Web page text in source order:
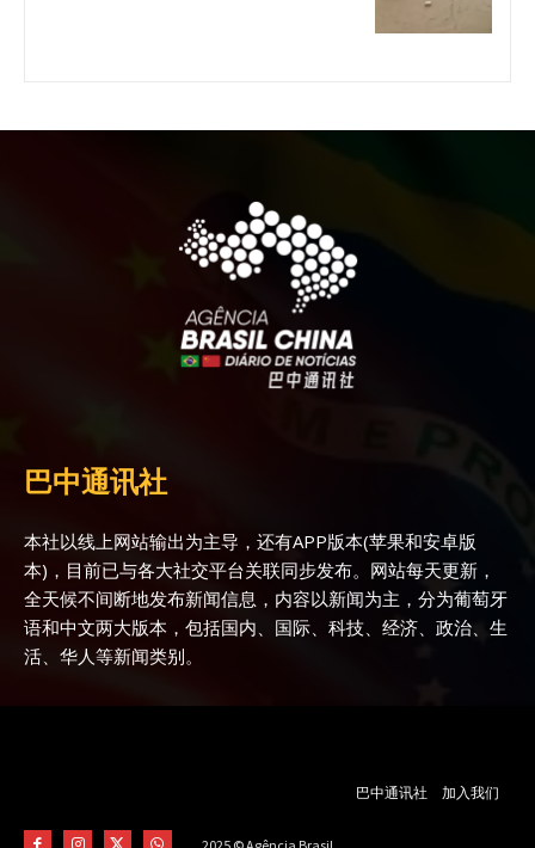
巴中通讯社
本社以线上网站输出为主导，还有APP版本(苹果和安卓版
本)，目前已与各大社交平台关联同步发布。网站每天更新，
全天候不间断地发布新闻信息，内容以新闻为主，分为葡萄牙
语和中文两大版本，包括国内、国际、科技、经济、政治、生
活、华人等新闻类别。
巴中通讯社 加入我们